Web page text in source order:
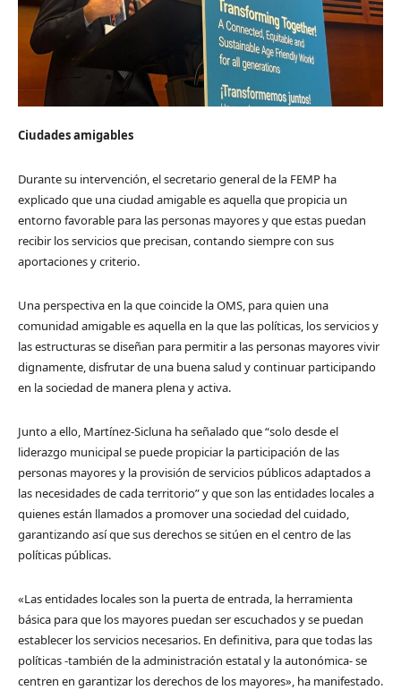
Ciudades amigables
Durante su intervención, el secretario general de la FEMP ha
explicado que una ciudad amigable es aquella que propicia un
entorno favorable para las personas mayores y que estas puedan
recibir los servicios que precisan, contando siempre con sus
aportaciones y criterio.
Una perspectiva en la que coincide la OMS, para quien una
comunidad amigable es aquella en la que las políticas, los servicios y
las estructuras se diseñan para permitir a las personas mayores vivir
dignamente, disfrutar de una buena salud y continuar participando
en la sociedad de manera plena y activa.
Junto a ello, Martínez-Sicluna ha señalado que “solo desde el
liderazgo municipal se puede propiciar la participación de las
personas mayores y la provisión de servicios públicos adaptados a
las necesidades de cada territorio” y que son las entidades locales a
quienes están llamados a promover una sociedad del cuidado,
garantizando así que sus derechos se sitúen en el centro de las
políticas públicas.
«Las entidades locales son la puerta de entrada, la herramienta
básica para que los mayores puedan ser escuchados y se puedan
establecer los servicios necesarios. En definitiva, para que todas las
políticas -también de la administración estatal y la autonómica- se
centren en garantizar los derechos de los mayores», ha manifestado.